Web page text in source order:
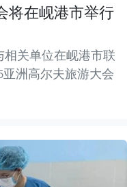
将在岘港市举行
相关单位在岘港市联
洲高尔夫旅游大会